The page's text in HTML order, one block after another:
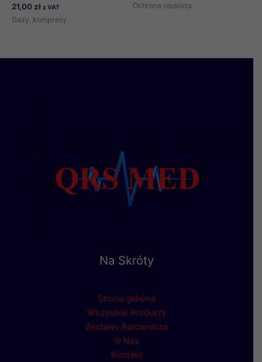
21,00 zł z VAT
Gazy, kompresy
Ochrona osobista
Na Skróty
Strona główna
Wszystkie Produkty
Zestawy Ratownicze
O Nas
Kontakt